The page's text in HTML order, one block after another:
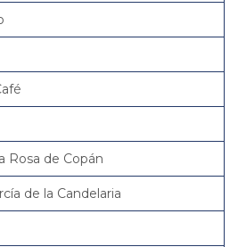
Rosa de Copán
de la Candelaria